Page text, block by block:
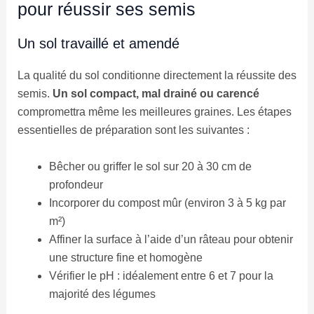
pour réussir ses semis
Un sol travaillé et amendé
La qualité du sol conditionne directement la réussite des
semis. Un sol compact, mal drainé ou carencé
compromettra même les meilleures graines. Les étapes
essentielles de préparation sont les suivantes :
Bêcher ou griffer le sol sur 20 à 30 cm de
profondeur
Incorporer du compost mûr (environ 3 à 5 kg par
m²)
Affiner la surface à l’aide d’un râteau pour obtenir
une structure fine et homogène
Vérifier le pH : idéalement entre 6 et 7 pour la
majorité des légumes